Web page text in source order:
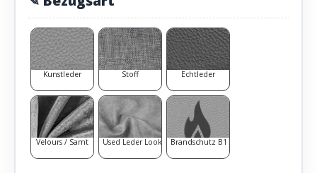
Kunstleder Stoff Echtleder
Velours / Samt Used Leder Look Brandschutz B1